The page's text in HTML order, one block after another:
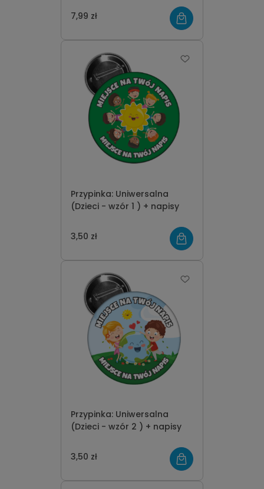
7,99 zł
Przypinka: Uniwersalna
(Dzieci - wzór 1 ) + napisy
3,50 zł
Przypinka: Uniwersalna
(Dzieci - wzór 2 ) + napisy
3,50 zł